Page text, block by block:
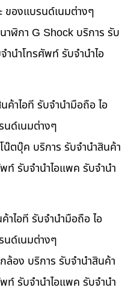
ของแบรนด์เนมต่างๆ
าฬิกา G Shock บริการ รับ
ำนำโทรศัพท์ รับจำนำไอ
ค้าไอที รับจำนำมือถือ ไอ
นด์เนมต่างๆ
ตบุ๊ค บริการ รับจำนำสินค้า
ท์ รับจำนำไอแพค รับจำนำ
าไอที รับจำนำมือถือ ไอ
นด์เนมต่างๆ
อง บริการ รับจำนำสินค้า
ท์ รับจำนำไอแพค รับจำนำ